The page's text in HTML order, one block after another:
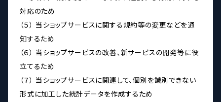
対応のため
（５） 当ショップサービスに関する規約等の変更などを通
知するため
（６） 当ショップサービスの改善、新サービスの開発等に役
立てるため
（７） 当ショップサービスに関連して、個別を識別できない
形式に加工した統計データを作成するため